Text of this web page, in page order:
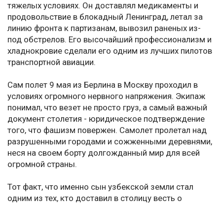
тяжелых условиях. Он доставлял медикаменты и
продовольствие в блокадный Ленинград, летал за
линию фронта к партизанам, вывозил раненых из-
под обстрелов. Его высочайший профессионализм и
хладнокровие сделали его одним из лучших пилотов
транспортной авиации.
Сам полет 9 мая из Берлина в Москву проходил в
условиях огромного нервного напряжения. Экипаж
понимал, что везет не просто груз, а самый важный
документ столетия - юридическое подтверждение
того, что фашизм повержен. Самолет пролетал над
разрушенными городами и сожженными деревнями,
неся на своем борту долгожданный мир для всей
огромной страны.
Тот факт, что именно сын узбекской земли стал
одним из тех, кто доставил в столицу весть о